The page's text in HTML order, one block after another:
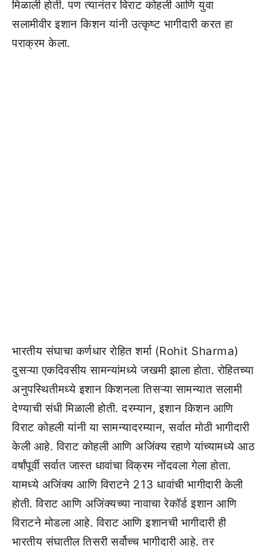
मिळाली होती. पण त्यानंतर विराट कोहली आणि युवा
सलामीवीर इशान किशन यांनी उत्कृष्ट भागीदारी करत हा
पराक्रम केला.
भारतीय संघाचा कर्णधार रोहित शर्मा (Rohit Sharma)
दुसऱ्या एकदिवसीय सामन्यांमध्ये जखमी झाला होता. रोहितच्या
अनुपस्थितीमध्ये इशान किशनला तिसऱ्या सामन्यात सलामी
देण्याची संधी मिळाली होती. दरम्यान, इशान किशन आणि
विराट कोहली यांनी या सामन्यादरम्यान, सर्वात मोठी भागीदारी
केली आहे. विराट कोहली आणि अजिंक्य रहाणे यांच्यामध्ये आठ
वर्षांपूर्वी सर्वात जास्त धावांचा विक्रम नोंदवला गेला होता.
यामध्ये अजिंक्य आणि विराटने 213 धावांची भागीदारी केली
होती. विराट आणि अजिंक्यच्या नावाचा रेकॉर्ड इशान आणि
विराटने मोडला आहे. विराट आणि इशानची भागीदारी ही
भारतीय संघातील तिसरी सर्वोच्च भागीदारी आहे. तर